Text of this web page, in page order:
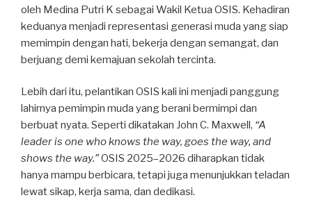
oleh Medina Putri K sebagai Wakil Ketua OSIS. Kehadiran
keduanya menjadi representasi generasi muda yang siap
memimpin dengan hati, bekerja dengan semangat, dan
berjuang demi kemajuan sekolah tercinta.
Lebih dari itu, pelantikan OSIS kali ini menjadi panggung
lahirnya pemimpin muda yang berani bermimpi dan
berbuat nyata. Seperti dikatakan John C. Maxwell, “A
leader is one who knows the way, goes the way, and
shows the way.”OSIS 2025–2026 diharapkan tidak
hanya mampu berbicara, tetapi juga menunjukkan teladan
lewat sikap, kerja sama, dan dedikasi.